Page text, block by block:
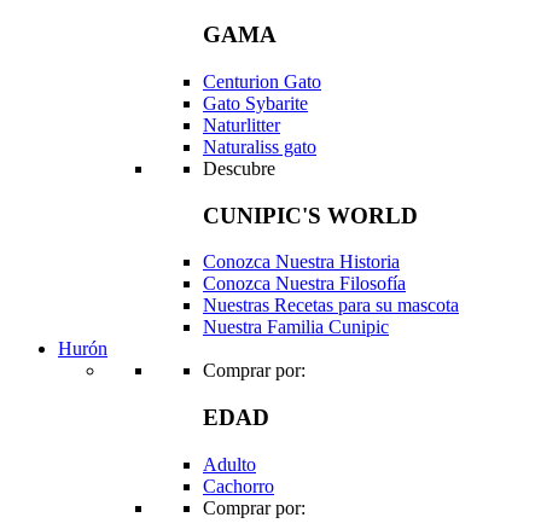
GAMA
Centurion Gato
Gato Sybarite
Naturlitter
Naturaliss gato
Descubre
CUNIPIC'S WORLD
Conozca Nuestra Historia
Conozca Nuestra Filosofía
Nuestras Recetas para su mascota
Nuestra Familia Cunipic
Hurón
Comprar por:
EDAD
Adulto
Cachorro
Comprar por: